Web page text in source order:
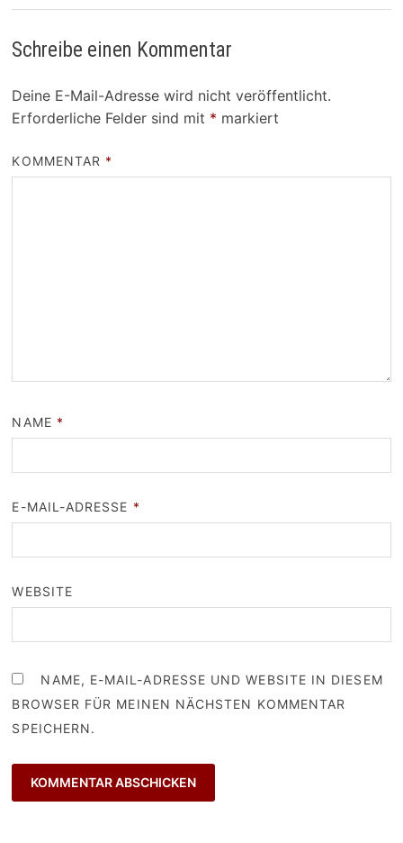
Schreibe einen Kommentar
Deine E-Mail-Adresse wird nicht veröffentlicht.
Erforderliche Felder sind mit * markiert
KOMMENTAR *
NAME *
E-MAIL-ADRESSE *
WEBSITE
NAME, E-MAIL-ADRESSE UND WEBSITE IN DIESEM
BROWSER FÜR MEINEN NÄCHSTEN KOMMENTAR
SPEICHERN.